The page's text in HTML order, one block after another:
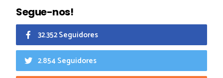
Segue-nos!
32.352 Seguidores
2.854 Seguidores